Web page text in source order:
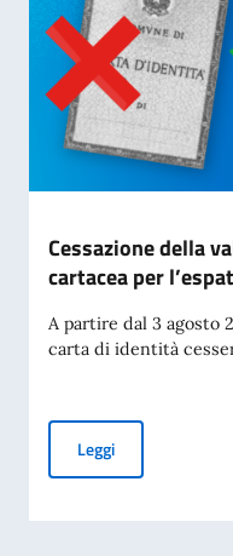
Cessazione della
cartacea per
A partire dal 3 agosto
carta di identità
LeggiCessazione